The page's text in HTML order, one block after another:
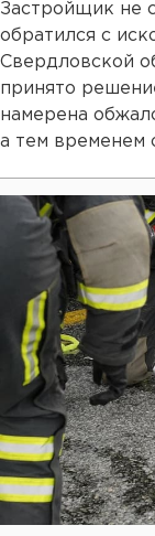
Застройщик не
обратился с
Свердловской
принято
намерена
а тем временем